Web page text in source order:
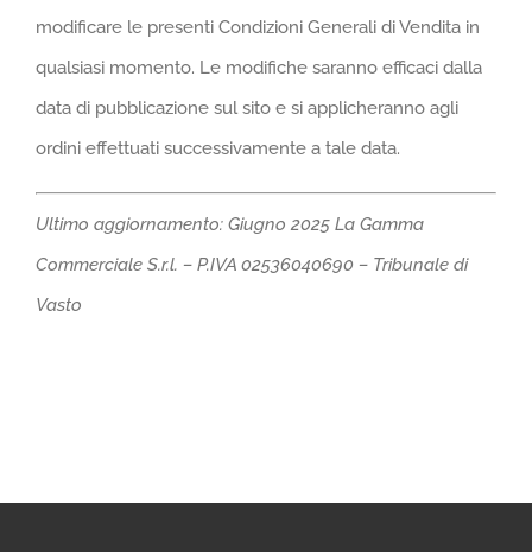
modificare le presenti Condizioni Generali di Vendita in
qualsiasi momento. Le modifiche saranno efficaci dalla
data di pubblicazione sul sito e si applicheranno agli
ordini effettuati successivamente a tale data.
Ultimo aggiornamento: Giugno 2025 La Gamma
Commerciale S.r.l. – P.IVA 02536040690 – Tribunale di
Vasto